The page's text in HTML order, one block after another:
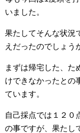
いました。
果たしてそんな状況
えだったのでしょう
まずは帰宅した、た
けできなかったとの
ています。
自己採点では１２０
の事ですが、果たし